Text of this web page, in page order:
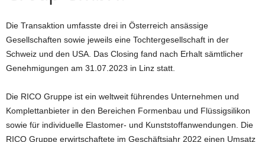
Die Transaktion umfasste drei in Österreich ansässige
Gesellschaften sowie jeweils eine Tochtergesellschaft in der
Schweiz und den USA. Das Closing fand nach Erhalt sämtlicher
Genehmigungen am 31.07.2023 in Linz statt.
Die RICO Gruppe ist ein weltweit führendes Unternehmen und
Komplettanbieter in den Bereichen Formenbau und Flüssigsilikon
sowie für individuelle Elastomer- und Kunststoffanwendungen. Die
RICO Gruppe erwirtschaftete im Geschäftsjahr 2022 einen Umsatz